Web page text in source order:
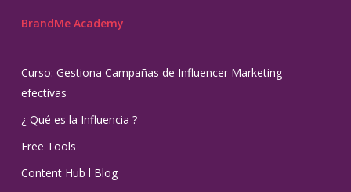
BrandMe Academy
Curso: Gestiona Campañas de Influencer Marketing
efectivas
¿ Qué es la Influencia ?
Free Tools
Content Hub l Blog